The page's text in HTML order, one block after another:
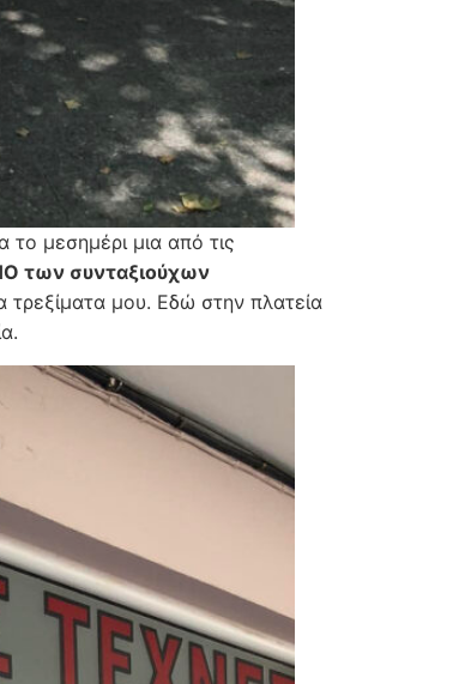
μεσημέρι μια από τις
των συνταξιούχων
τρεξίματα μου. Εδώ στην πλατεία